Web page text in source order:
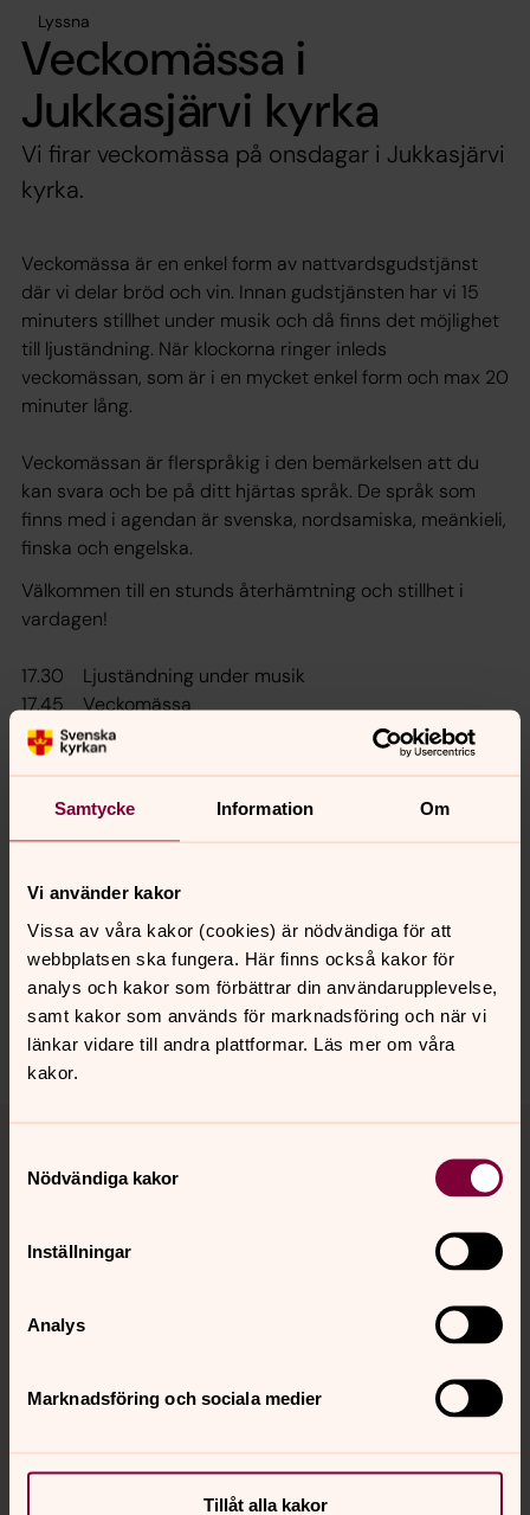
Samtycke Information Om
Vi använder kakor
Vissa av våra kakor (cookies) är nödvändiga för att
webbplatsen ska fungera. Här finns också kakor för
analys och kakor som förbättrar din användarupplevelse,
samt kakor som används för marknadsföring och när vi
länkar vidare till andra plattformar. Läs mer om våra
kakor.
Nödvändiga kakor
Inställningar
Analys
Marknadsföring och sociala medier
Tillåt alla kakor
Lyssna
Veckomässa i
Jukkasjärvi kyrka
Vi firar veckomässa på onsdagar i Jukkasjärvi
kyrka.
Veckomässa är en enkel form av nattvardsgudstjänst
där vi delar bröd och vin. Innan gudstjänsten har vi 15
minuters stillhet under musik och då finns det möjlighet
till ljuständning. När klockorna ringer inleds
veckomässan, som är i en mycket enkel form och max 20
minuter lång.
Veckomässan är flerspråkig i den bemärkelsen att du
kan svara och be på ditt hjärtas språk. De språk som
finns med i agendan är svenska, nordsamiska, meänkieli,
finska och engelska.
Välkommen till en stunds återhämtning och stillhet i
vardagen!
17.30 Ljuständning under musik
17.45 Veckomässa
Senast ändrad 23 januari 2024
Synpunkter eller frågor på sidans
innehåll?
jukkasjarvi.forsamling@svenskakyrkan.se
Dela
Kalender
Hitta snabbt